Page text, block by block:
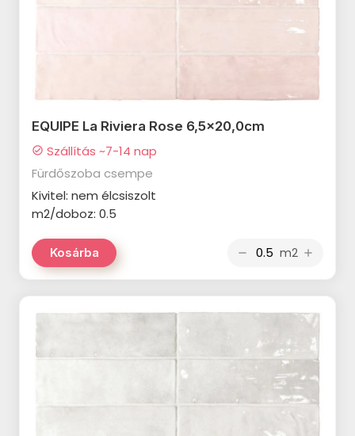
CERSANIT Foggy Night Wall
CERSANIT Magnetic Flow
termékcsalád
CERSANIT Naris termékcsalád
CERSANIT Floral Landscape
termékcsalád
termékcsalád
EQUIPE La Riviera Rose 6,5x20,0cm
check_circle Szállítás ~7-14 nap
Fürdőszoba csempe
Kivitel: nem élcsiszolt
m2/doboz: 0.5
Kosárba remove m2 add